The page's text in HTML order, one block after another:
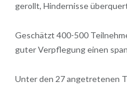
gerollt, Hindernisse
Geschätzt 400-500
guter Verpflegung einen
Unter den 27 angetretenen